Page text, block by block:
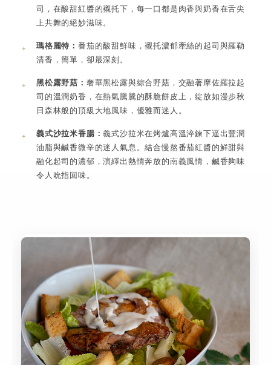
司，在酸甜紅醬的襯托下，每一口都是肉香與奶香在舌尖
上共舞的絕妙滋味。
瑪格麗特： 番茄的酸甜鮮味，襯托濃郁牽絲的起司與羅勒
清香，簡單，卻最深刻。
黑松露野菇： 奢華黑松露與綜合野菇，交融著摩佐羅拉起
司的溫潤奶香，在熱氣騰騰的酥脆餅皮上，綻放如漫步秋
日森林般的頂級大地風味，優雅而迷人。
義式沙拉米香腸：義式沙拉米在烤爐高溫淬鍊下逼出豐潤
油脂與鹹香微辛的迷人氣息。結合慢熬番茄紅醬的鮮甜與
融化起司的濃郁，演繹出熱情奔放的南義風情，鹹香夠味
令人吮指回味。